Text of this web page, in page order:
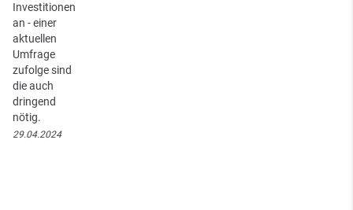
Investitionen
an - einer
aktuellen
Umfrage
zufolge sind
die auch
dringend
nötig.
29.04.2024